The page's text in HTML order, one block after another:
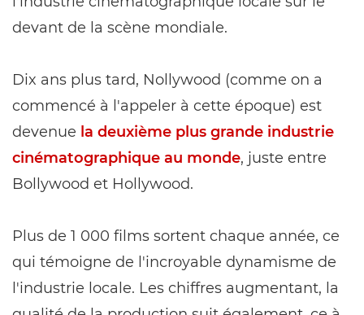
devant de la scène mondiale.
Dix ans plus tard, Nollywood (comme on a
commencé à l'appeler à cette époque) est
devenue la deuxième plus grande industrie
cinématographique au monde, juste entre
Bollywood et Hollywood.
Plus de 1 000 films sortent chaque année, ce
qui témoigne de l'incroyable dynamisme de
l'industrie locale. Les chiffres augmentant, la